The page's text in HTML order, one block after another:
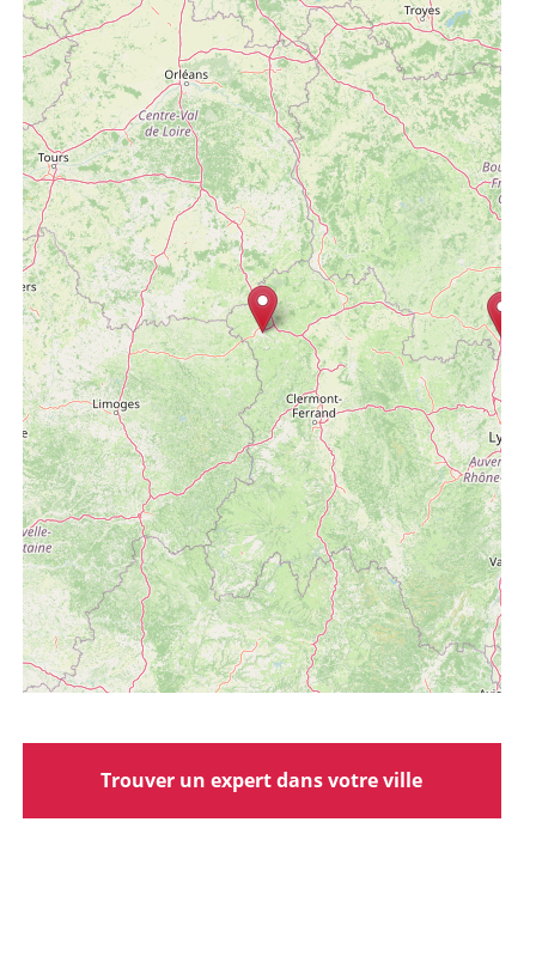
Trouver un expert dans votre ville